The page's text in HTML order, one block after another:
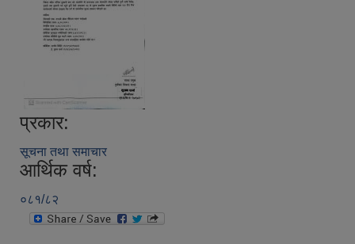
प्रकार:
सूचना तथा समाचार
आर्थिक वर्ष:
०८१/८२